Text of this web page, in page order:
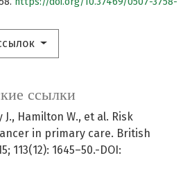
ссылки
J., Hamilton W., et al. Risk
in primary care. British
113(12): 1645–50.-DOI: